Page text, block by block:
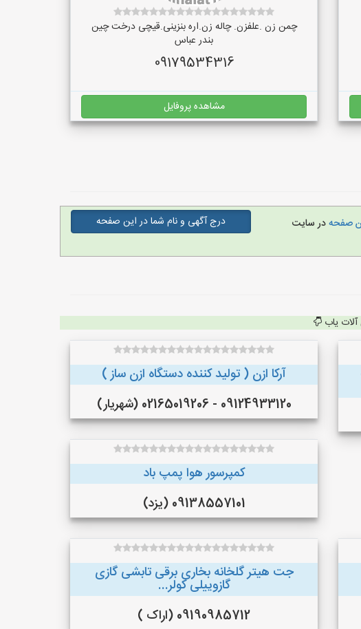
چمن زن .علفزن. چاله زن.اره بنزینی.قیچی درخت چین
بندر عباس
09179534316
مشاهده پروفایل
صفحهدر سایت
درج آگهی و نام شما در این صفحه
یاب
آرکا ازن ( تولید کننده دستگاه ازن ساز )
09124933120 - 02165019206 (شهریار)
کمپرسور هوا پمپ باد
09138557101 (یزد)
جت هیتر گلخانه بخاری برقی تابشی گازی
گازوییلی کولر...
09190985712 (اراک )